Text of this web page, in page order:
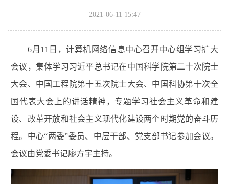
2021-06-11 15:47
6月11日，计算机网络信息中心召开中心组学习扩大
会议，集体学习习近平总书记在中国科学院第二十次院士
大会、中国工程院第十五次院士大会、中国科协第十次全
国代表大会上的讲话精神，专题学习社会主义革命和建
设、改革开放和社会主义现代化建设两个时期党的奋斗历
程。中心“两委”委员、中层干部、党支部书记参加会议。
会议由党委书记廖方宇主持。